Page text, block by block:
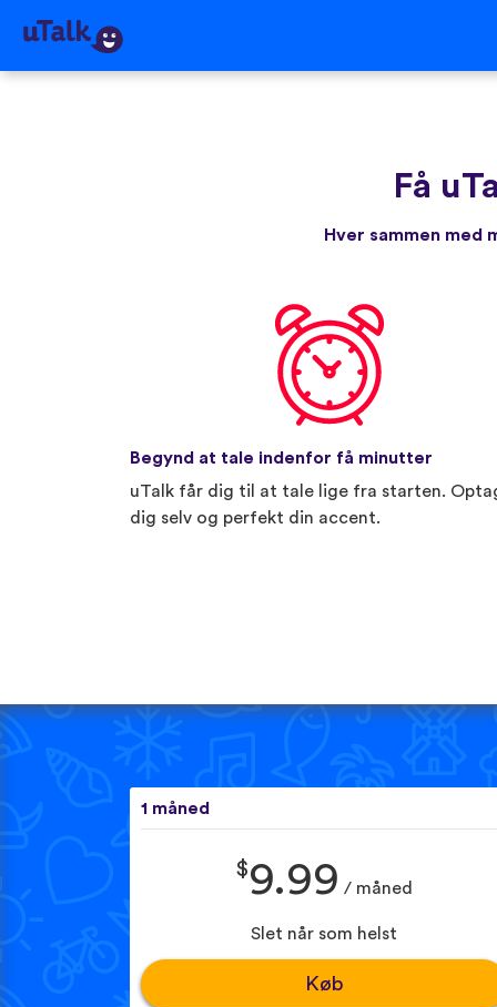
Få
Hver sammen med
Begynd at tale indenfor få minutter
uTalk får dig til at tale lige fra starten.
dig selv og perfekt din accent.
1 måned
$9.99 / måned
Slet når som helst
Køb